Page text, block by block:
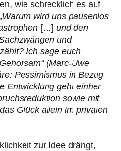
wie schrecklich es auf
Warum wird uns pausenlos
[…] und den
und
Ich sage euch
(Marc-Uwe
Pessimismus in Bezug
Entwicklung geht einher
sowie mit
Glück allein im privaten
zur Idee drängt,